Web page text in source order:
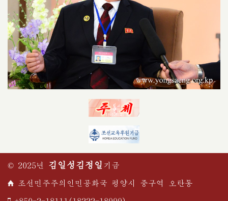
© 2025년 김일성 김정일 기금
조선민주주의인민공화국 평양시 중구역 오탄동